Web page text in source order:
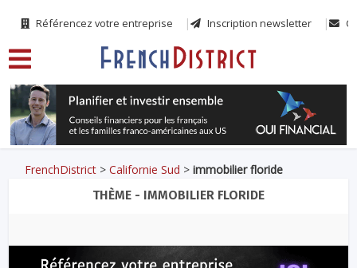
Référencez votre entreprise Inscription newsletter
FrenchDistrict >Californie Sud >immobilier floride
THÈME - IMMOBILIER FLORIDE